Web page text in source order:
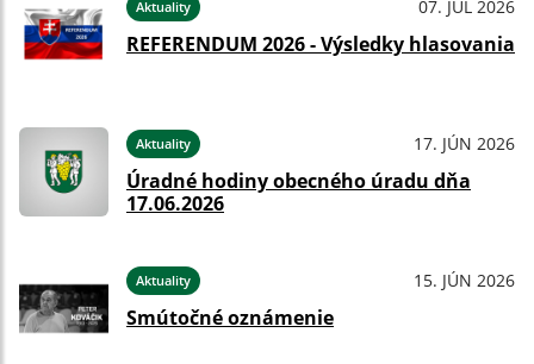
Aktuality 07. JÚL 2026
REFERENDUM 2026 - Výsledky hlasovania
Aktuality 17. JÚN 2026
Úradné hodiny obecného úradu dňa
17.06.2026
Aktuality 15. JÚN 2026
Smútočné oznámenie